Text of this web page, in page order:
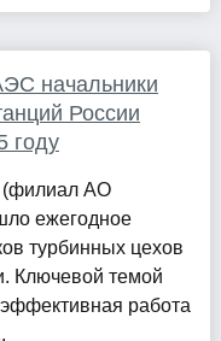
начальники
России
году
(филиал АО
ежегодное
турбинных цехов
Ключевой темой
работа